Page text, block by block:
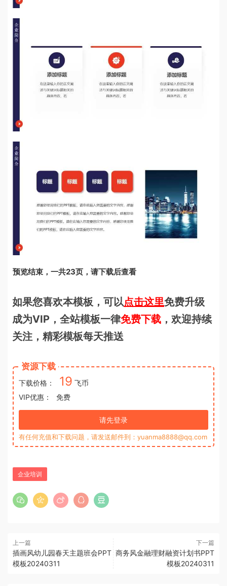
预览结束，一共23页，请下载后查看
如果您喜欢本模板，可以点击这里免费升级
成为VIP，全站模板一律免费下载 ，欢迎持续
关注，精彩模板每天推送
资源下载
下载价格： 19 飞币
VIP优惠：
免费
请先登录
有任何充值和下载问题，请发送邮件到：yuanma8888@qq.com
企业培训
上一篇
插画风幼儿园春天主题班会PPT
模板20240311
下一篇
商务风金融理财融资计划书PPT
模板20240311